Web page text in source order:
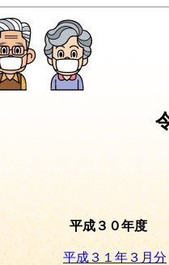
平成３０年度
平成３１年３月分